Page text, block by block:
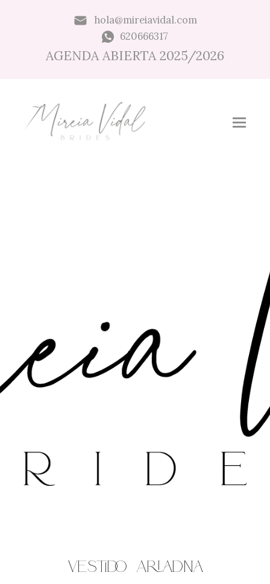
hola@mireiavidal.com
620666317
AGENDA ABIERTA 2025/2026
Vestido Ariadna